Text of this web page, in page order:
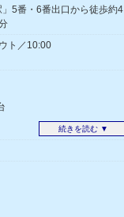
5番・6番出口から徒歩約4
ト／10:00
長さ5.0m、重さ2500kg
やルーフキャリア付きのお
続きを読む ▼